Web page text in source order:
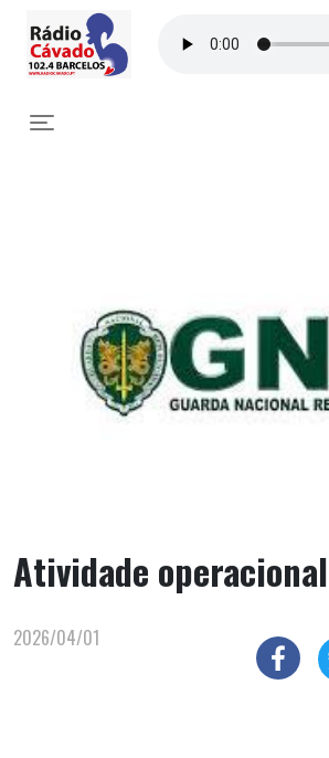
Toggle navigation
Atividade
2026/04/01